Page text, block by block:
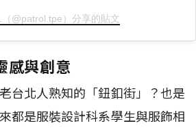
（@patrol.tpe）分享的貼文
感與創意
台北人熟知的「鈕釦街」？也是
都是服裝設計科系學生與服飾相